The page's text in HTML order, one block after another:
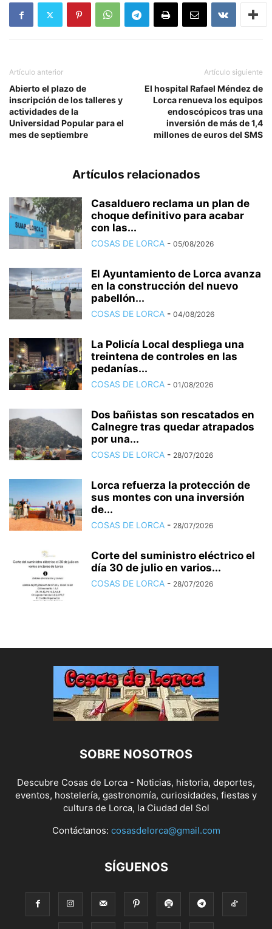
Artículo anterior
Abierto el plazo de
inscripción de los talleres y
actividades de la
Universidad Popular para el
mes de septiembre
Artículo siguiente
El hospital Rafael Méndez de
Lorca renueva los equipos
endoscópicos tras una
inversión de más de 1,4
millones de euros del SMS
Artículos relacionados
Casalduero reclama un plan de
choque definitivo para acabar
con las...
COSAS DE LORCA - 05/08/2026
El Ayuntamiento de Lorca avanza
en la construcción del nuevo
pabellón...
COSAS DE LORCA - 04/08/2026
La Policía Local despliega una
treintena de controles en las
pedanías...
COSAS DE LORCA - 01/08/2026
Dos bañistas son rescatados en
Calnegre tras quedar atrapados
por una...
COSAS DE LORCA - 28/07/2026
Lorca refuerza la protección de
sus montes con una inversión
de...
COSAS DE LORCA - 28/07/2026
Corte del suministro eléctrico el
día 30 de julio en varios...
COSAS DE LORCA - 28/07/2026
SOBRE NOSOTROS
Descubre Cosas de Lorca - Noticias, historia, deportes,
eventos, hostelería, gastronomía, curiosidades, fiestas y
cultura de Lorca, la Ciudad del Sol
Contáctanos: cosasdelorca@gmail.com
SÍGUENOS